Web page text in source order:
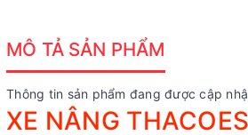
MÔ TẢ SẢN PHẨM
Thông tin sản phẩm đang được cập
XE NÂNG